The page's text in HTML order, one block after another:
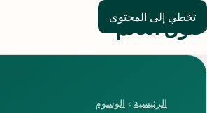
تخطي إلى المحتوى
حلول العالم
الرئيسية › الوسوم